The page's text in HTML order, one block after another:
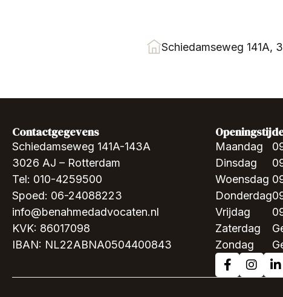
Schiedamseweg 141A,
Contactgegevens
Schiedamseweg 141A-143A
3026 AJ – Rotterdam
Tel: 010-4259500
Spoed: 06-24088223
info@benahmedadvocaten.nl
KVK: 86017098
IBAN: NL22ABNA0504400843
Maandag
Dinsdag
Woensdag
Donderdag
Vrijdag
Zaterdag
Zondag